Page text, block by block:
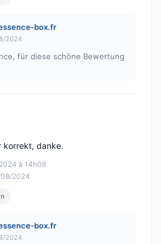
box.fr
2024
für diese schöne Bewertung
à 14h08
08/2024
korrekt, danke.
box.fr
2024